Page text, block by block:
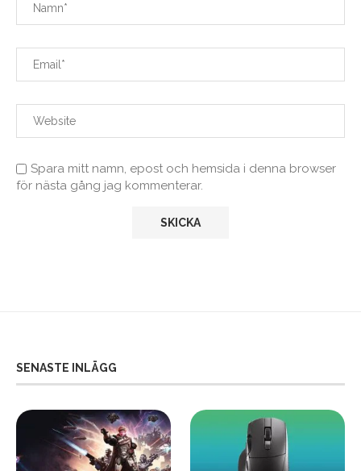
Spara mitt namn, epost och hemsida i denna browser
för nästa gång jag kommenterar.
SENASTE INLÄGG